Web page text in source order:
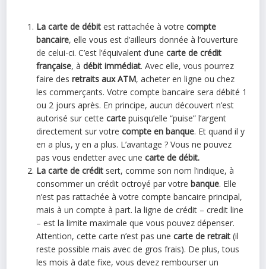
La carte de débit est rattachée à votre compte
bancaire, elle vous est d’ailleurs donnée à l’ouverture
de celui-ci. C’est l’équivalent d’unecarte de crédit
française, àdébit immédiat. Avec elle, vous pourrez
faire desretraits aux ATM, acheter en ligne ou chez
les commerçants. Votre compte bancaire sera débité 1
ou 2 jours après. En principe, aucun découvert n’est
autorisé sur cette carte puisqu’elle “puise” l’argent
directement sur votrecompte en banque. Et quand il y
en a plus, y en a plus. L’avantage ? Vous ne pouvez
pas vous endetter avec unecarte de débit.
La carte de crédit sert, comme son nom l’indique, à
consommer un crédit octroyé par votrebanque. Elle
n’est pas rattachée à votre compte bancaire principal,
mais à un compte à part. la ligne de crédit – credit line
– est la limite maximale que vous pouvez dépenser.
Attention, cette carte n’est pas une carte de retrait (il
reste possible mais avec de gros frais). De plus, tous
les mois à date fixe, vous devez rembourser un